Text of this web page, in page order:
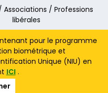
Associations / Professions
libérales
pour le programme
biométrique et
Unique (NIU) en
ICI .